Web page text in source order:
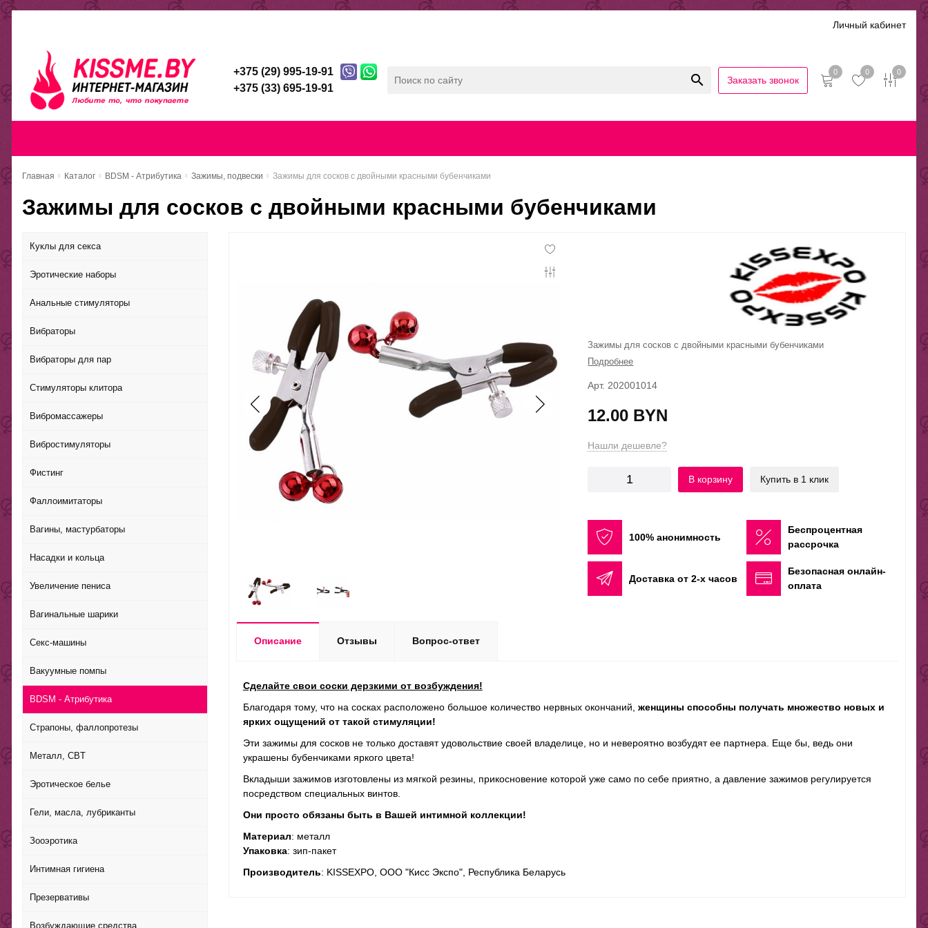
Личный кабинет
+375 (29) 995-19-91
+375 (33) 695-19-91
Заказать звонок
0 0 0
Главная Каталог BDSM - Атрибутика Зажимы, подвески Зажимы для сосков с двойными красными бубенчиками
Зажимы для сосков с двойными красными бубенчиками
Куклы для секса
Эротические наборы
Анальные стимуляторы
Вибраторы
Вибраторы для пар
Стимуляторы клитора
Вибромассажеры
Вибростимуляторы
Фистинг
Фаллоимитаторы
Вагины, мастурбаторы
Насадки и кольца
Увеличение пениса
Вагинальные шарики
Секс-машины
Вакуумные помпы
BDSM - Атрибутика
Страпоны, фаллопротезы
Металл, CBT
Эротическое белье
Гели, масла, лубриканты
Зооэротика
Интимная гигиена
Презервативы
Возбуждающие средства
Зажимы для сосков с двойными красными бубенчиками
Подробнее
Арт. 202001014
12.00 BYN
Нашли дешевле?
В корзину Купить в 1 клик
100% анонимность
Беспроцентная
рассрочка
Доставка от 2-х часов
Безопасная онлайн-
оплата
Описание Отзывы Вопрос-ответ
Сделайте свои соски дерзкими от возбуждения!
Благодаря тому, что на сосках расположено большое количество нервных окончаний, женщины способны получать множество новых и
ярких ощущений от такой стимуляции!
Эти зажимы для сосков не только доставят удовольствие своей владелице, но и невероятно возбудят ее партнера. Еще бы, ведь они
украшены бубенчиками яркого цвета!
Вкладыши зажимов изготовлены из мягкой резины, прикосновение которой уже само по себе приятно, а давление зажимов регулируется
посредством специальных винтов.
Они просто обязаны быть в Вашей интимной коллекции!
Материал: металл
Упаковка: зип-пакет
Производитель: KISSEXPO, ОOО "Кисс Экспо", Республика Беларусь